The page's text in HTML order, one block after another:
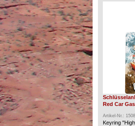
Red Car
Artikel-Nr.:
Keyring